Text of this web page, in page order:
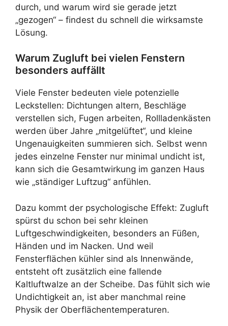
durch, und warum wird sie gerade jetzt
„gezogen“ – findest du schnell die wirksamste
Lösung.
Warum Zugluft bei vielen Fenstern
besonders auffällt
Viele Fenster bedeuten viele potenzielle
Leckstellen: Dichtungen altern, Beschläge
verstellen sich, Fugen arbeiten, Rollladenkästen
werden über Jahre „mitgelüftet“, und kleine
Ungenauigkeiten summieren sich. Selbst wenn
jedes einzelne Fenster nur minimal undicht ist,
kann sich die Gesamtwirkung im ganzen Haus
wie „ständiger Luftzug“ anfühlen.
Dazu kommt der psychologische Effekt: Zugluft
spürst du schon bei sehr kleinen
Luftgeschwindigkeiten, besonders an Füßen,
Händen und im Nacken. Und weil
Fensterflächen kühler sind als Innenwände,
entsteht oft zusätzlich eine fallende
Kaltluftwalze an der Scheibe. Das fühlt sich wie
Undichtigkeit an, ist aber manchmal reine
Physik der Oberflächentemperaturen.